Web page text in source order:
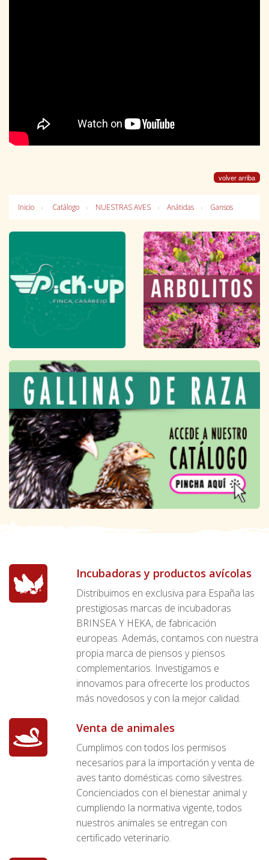
volver arriba
Inicio Catálogo NUESTRAS AVES Anátidas Gansos
Incubadoras y productos avícolas
Distribuimos en exclusiva para España las
prestigiosas marcas de incubadoras
BRINSEA Y HEKA, de fabricación
europeas. Además, contamos con nuestra
propia marca de piensos y piensos
complementarios. Investigamos e
innovamos para ofrecerte los productos
más novedosos y con la mejor calidad.
Venta de animales
Cumplimos con todos los permisos
necesarios para la importación y venta de
aves tanto domésticas como silvestres.
Concienciados con el bienestar animal y
cumpliendo la normativa vigente, todos
nuestros animales se entregan con
certificado veterinario.